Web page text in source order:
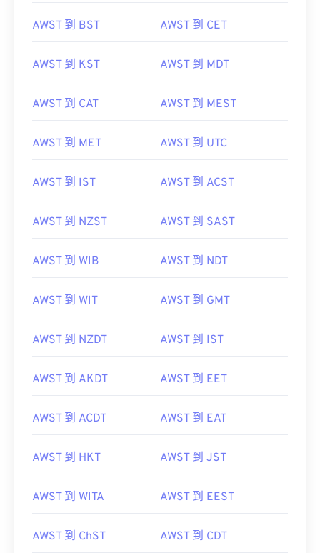
AWST 到 BST AWST 到 CET
AWST 到 KST AWST 到 MDT
AWST 到 CAT AWST 到 MEST
AWST 到 MET AWST 到 UTC
AWST 到 IST AWST 到 ACST
AWST 到 NZST AWST 到 SAST
AWST 到 WIB AWST 到 NDT
AWST 到 WIT AWST 到 GMT
AWST 到 NZDT AWST 到 IST
AWST 到 AKDT AWST 到 EET
AWST 到 ACDT AWST 到 EAT
AWST 到 HKT AWST 到 JST
AWST 到 WITA AWST 到 EEST
AWST 到 ChST AWST 到 CDT